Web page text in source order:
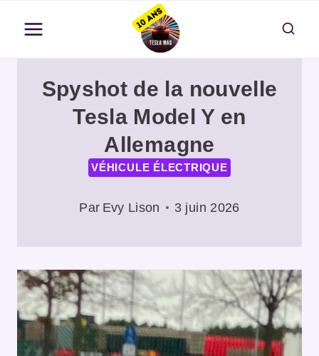
contenu
Spyshot de la nouvelle
Tesla Model Y en
Allemagne
VÉHICULE ÉLECTRIQUE
Par Evy Lison 3 juin 2026